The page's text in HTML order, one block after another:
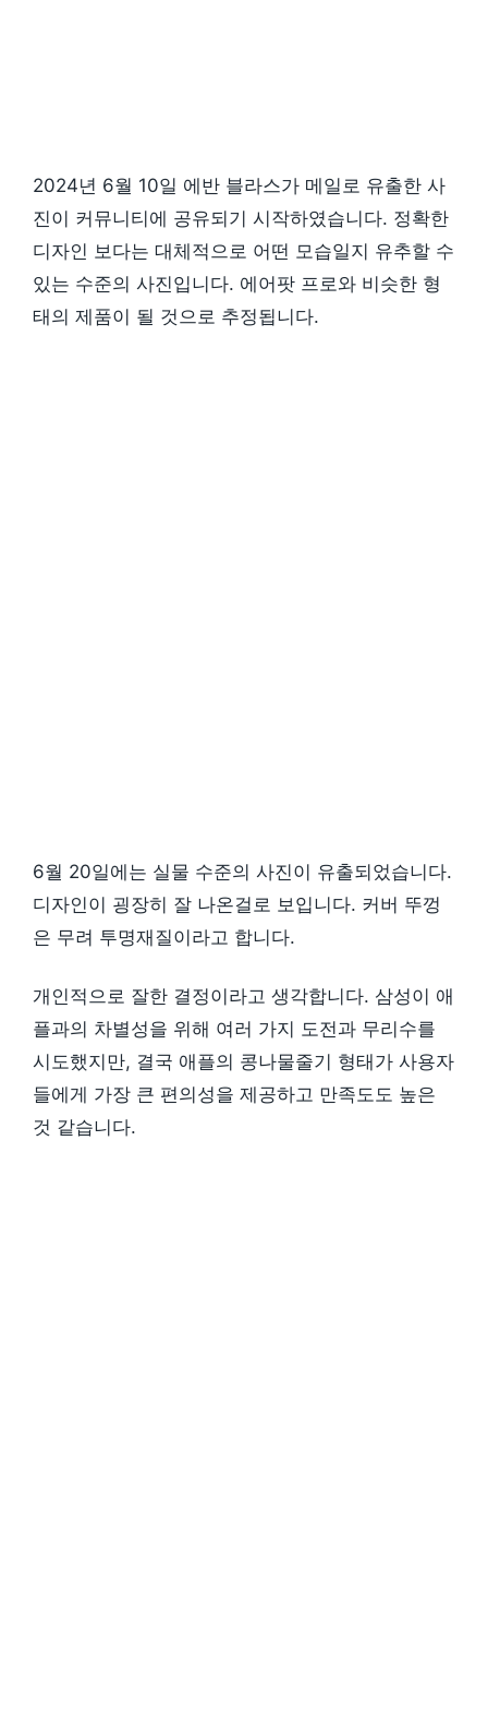
2024년 6월 10일 에반 블라스가 메일로 유출한 사
진이 커뮤니티에 공유되기 시작하였습니다. 정확한
디자인 보다는 대체적으로 어떤 모습일지 유추할 수
있는 수준의 사진입니다. 에어팟 프로와 비슷한 형
태의 제품이 될 것으로 추정됩니다.
6월 20일에는 실물 수준의 사진이 유출되었습니다.
디자인이 굉장히 잘 나온걸로 보입니다. 커버 뚜껑
은 무려 투명재질이라고 합니다.
개인적으로 잘한 결정이라고 생각합니다. 삼성이 애
플과의 차별성을 위해 여러 가지 도전과 무리수를
시도했지만, 결국 애플의 콩나물줄기 형태가 사용자
들에게 가장 큰 편의성을 제공하고 만족도도 높은
것 같습니다.